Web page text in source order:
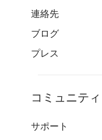
連絡先
ブログ
プレス
コミュニティ
サポート